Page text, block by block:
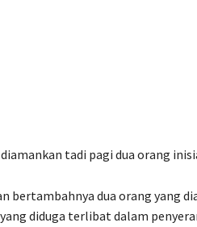
tadi pagi dua orang
bertambahnya dua orang yang
diduga terlibat dalam